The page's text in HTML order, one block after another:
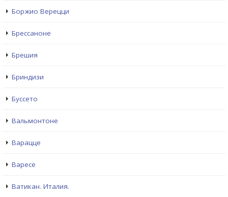
Боржио Верецци
Брессаноне
Брешия
Бриндизи
Буссето
Вальмонтоне
Варацце
Варесе
Ватикан. Италия.